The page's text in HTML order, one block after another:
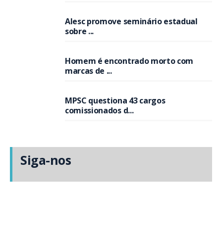
Alesc promove seminário estadual
sobre ...
Homem é encontrado morto com
marcas de ...
MPSC questiona 43 cargos
comissionados d...
Siga-nos